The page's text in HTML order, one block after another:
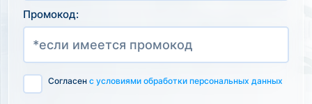
Промокод:
Согласен с условиями обработки персональных данных